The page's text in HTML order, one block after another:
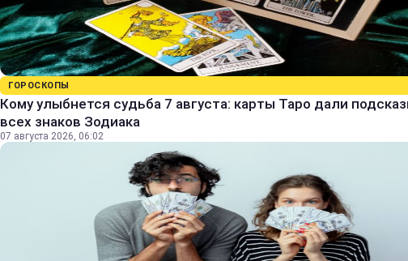
ГОРОСКОПЫ
Кому улыбнется судьба 7 августа: карты Таро дали
всех знаков Зодиака
07 августа 2026, 06:02